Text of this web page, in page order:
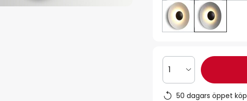
1
50 dagars öppet köp